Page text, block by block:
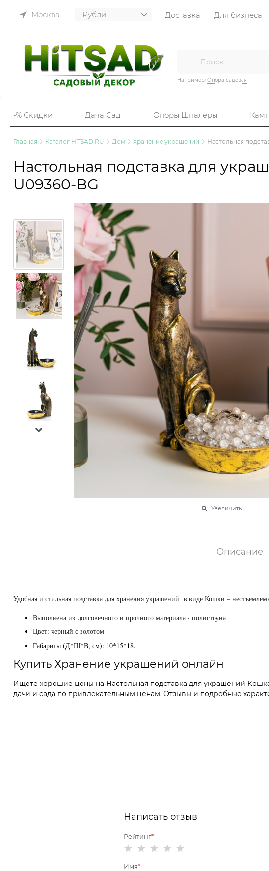
Москва Доставка Для бизнеса
Например: Опора садовая
-% Скидки Дача Сад Опоры Шпалеры
Главная Каталог HiTSAD.RU Дом Хранение украшений Настольная
Настольная подставка для
U09360-BG
Увеличить
Описание
Удобная и стильная подставка для хранения украшений в виде Кошки –
Выполнена из долговечного и прочного материала - полистоуна
Цвет: черный с золотом
Габариты (Д*Ш*В, см): 10*15*18.
Купить Хранение украшений онлайн
Ищете хорошие цены на Настольная подставка для украшений
дачи и сада по привлекательным ценам. Отзывы и подробные
Написать отзыв
Рейтинг
Имя